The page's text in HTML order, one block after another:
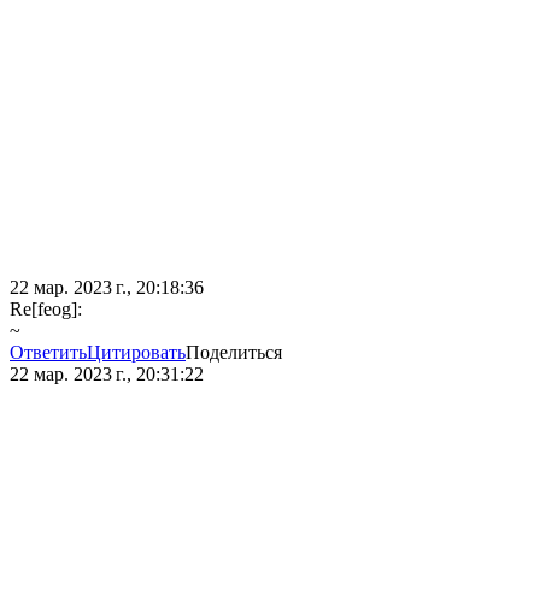
22 мар. 2023 г., 20:18:36
Re[feog]:
~
ОтветитьЦитироватьПоделиться
22 мар. 2023 г., 20:31:22